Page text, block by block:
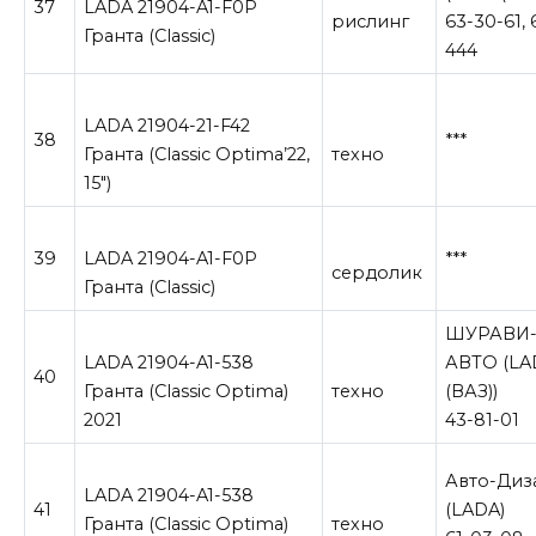
37
LADA 21904-A1-F0P
Гранта (Classic)
рислинг
63-30-61,
444
38
LADA 21904-21-F42
Гранта (Classic Optima’22,
15″)
техно
***
39
LADA 21904-A1-F0P
Гранта (Classic)
сердолик
***
40
LADA 21904-A1-538
Гранта (Classic Optima)
2021
техно
АВТО
(ВАЗ))
43-81-01
41
LADA 21904-A1-538
Гранта (Classic Optima)
техно
Авто-
(LADA)